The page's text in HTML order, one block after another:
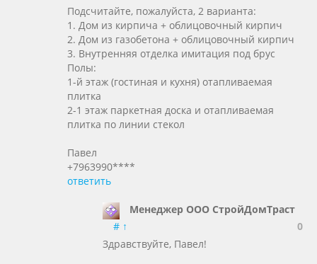
Подсчитайте, пожалуйста, 2 варианта:
1. Дом из кирпича + облицовочный кирпич
2. Дом из газобетона + облицовочный кирпич
3. Внутренняя отделка имитация под брус
Полы:
1-й этаж (гостиная и кухня) отапливаемая
плитка
2-1 этаж паркетная доска и отапливаемая
плитка по линии стекол
Павел
+7963990****
ответить
Менеджер ООО СтройДомТраст
# ↑
0
Здравствуйте, Павел!